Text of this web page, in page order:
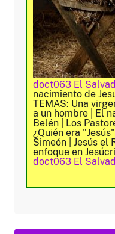
doct063 El
nacimiento de
TEMAS: Una
a un hombre | El
Belén | Los
¿Quién era
Simeón | Jesús el
enfoque en
doct063 El